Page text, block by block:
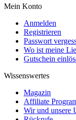
Mein Konto
Anmelden
Registrieren
Passwort
Wo ist meine
Gutschein
Wissenswertes
Magazin
Affiliate
Wir und unsere